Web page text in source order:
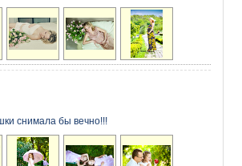
снимала бы вечно!!!